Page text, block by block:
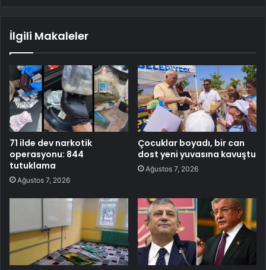
İlgili Makaleler
71 ilde dev narkotik
operasyonu: 844
tutuklama
Ağustos 7, 2026
Çocuklar boyadı, bir can
dost yeni yuvasına kavuştu
Ağustos 7, 2026